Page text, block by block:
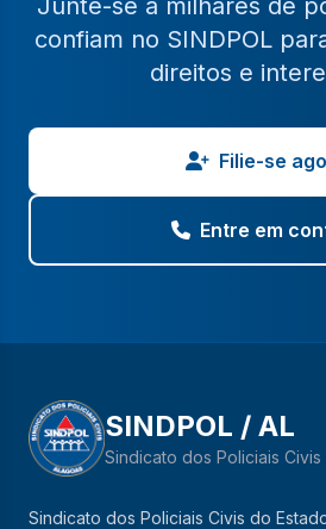
Junte-se a milhares de
confiam no SINDPOL
direitos e
Filie-se
Entre em
SINDPOL / AL
Sindicato dos Policiais
Sindicato dos Policiais Civis do